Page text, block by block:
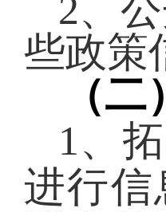
2、
些政策
（
1、
进行